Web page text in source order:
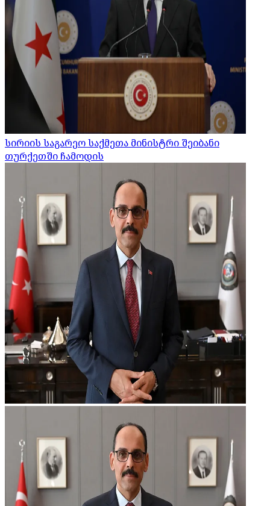
სირიის საგარეო საქმეთა მინისტრი შეიბანი
თურქეთში ჩამოდის